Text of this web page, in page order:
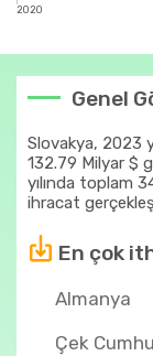
2020
Genel
Slovakya, 2023
132.79 Milyar $
yılında toplam
ihracat
En çok
Almanya
Çek